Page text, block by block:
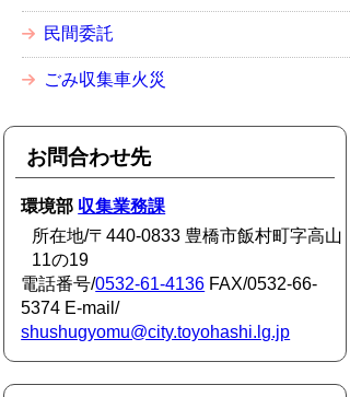
民間委託
ごみ収集車火災
お問合わせ先
環境部 収集業務課
所在地/〒440-0833 豊橋市飯村町字高山
11の19
電話番号/0532-61-4136 FAX/0532-66-
5374 E-mail/
shushugyomu@city.toyohashi.lg.jp